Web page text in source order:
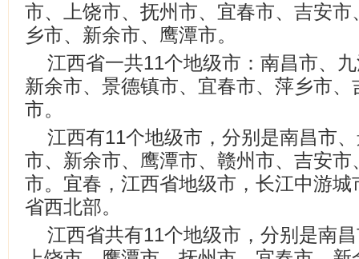
市、上饶市、抚州市、宜春市、吉安
乡市、新余市、鹰潭市。
江西省一共11个地级市：南昌市、
新余市、景德镇市、宜春市、萍乡市
市。
江西有11个地级市，分别是南昌市
市、新余市、鹰潭市、赣州市、吉安
市。宜春，江西省地级市，长江中游
省西北部。
江西省共有11个地级市，分别是南